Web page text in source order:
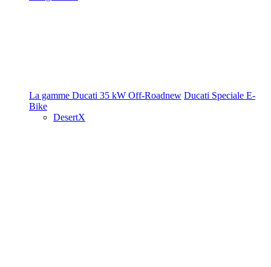
La gamme Ducati 35 kW Off-Roadnew Ducati Speciale E-
Bike
DesertX